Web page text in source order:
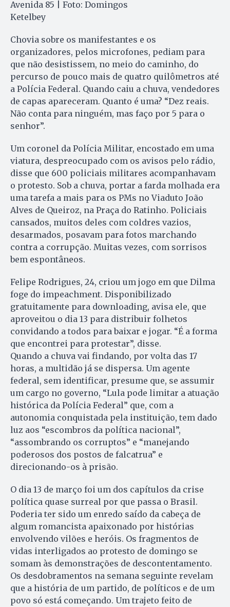
Avenida 85 | Foto: Domingos
Ketelbey
Chovia sobre os manifestantes e os
organizadores, pelos microfones, pediam para
que não desistissem, no meio do caminho, do
percurso de pouco mais de quatro quilômetros até
a Polícia Federal. Quando caiu a chuva, vendedores
de capas apareceram. Quanto é uma? “Dez reais.
Não conta para ninguém, mas faço por 5 para o
senhor”.
Um coronel da Polícia Militar, encostado em uma
viatura, despreocupado com os avisos pelo rádio,
disse que 600 policiais militares acompanhavam
o protesto. Sob a chuva, portar a farda molhada era
uma tarefa a mais para os PMs no Viaduto João
Alves de Queiroz, na Praça do Ratinho. Policiais
cansados, muitos deles com coldres vazios,
desarmados, posavam para fotos marchando
contra a corrupção. Muitas vezes, com sorrisos
bem espontâneos.
Felipe Rodrigues, 24, criou um jogo em que Dilma
foge do im­pe­achment. Disponibilizado
gratuitamente para downloading, avisa ele, que
aproveitou o dia 13 para distribuir folhetos
convidando a todos para baixar e jogar. “É a forma
que encontrei para protestar”, disse.
Quando a chuva vai findando, por volta das 17
horas, a multidão já se dispersa. Um agente
federal, sem identificar, presume que, se assumir
um cargo no governo, “Lula pode limitar a atuação
histórica da Polícia Federal” que, com a
autonomia conquistada pela instituição, tem dado
luz aos “escombros da política nacional”,
“assombrando os corruptos” e “manejando
poderosos dos postos de falcatrua” e
direcionando-os à prisão.
O dia 13 de março foi um dos capítulos da crise
política quase surreal por que passa o Brasil.
Poderia ter sido um enredo saído da cabeça de
algum romancista apaixonado por histórias
envolvendo vilões e heróis. Os fragmentos de
vidas interligados ao protesto de domingo se
somam às demonstrações de descontentamento.
Os desdobramentos na semana seguinte revelam
que a história de um partido, de políticos e de um
povo só está começando. Um trajeto feito de